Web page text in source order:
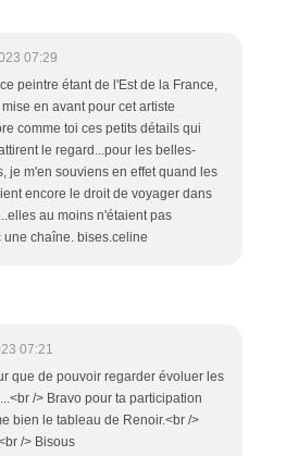
07:29
peintre étant de l'Est de la France,
en avant pour cet artiste
comme toi ces petits détails qui
le regard...pour les belles-
je m'en souviens en effet quand les
encore le droit de voyager dans
au moins n'étaient pas
une chaîne. bises.celine
07:21
que de pouvoir regarder évoluer les
/> Bravo pour ta participation
bien le tableau de Renoir.<br />
/> Bisous